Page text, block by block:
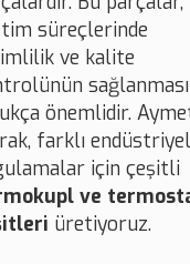
süreçlerinde
ve kalite
önemlidir.
farklı endüstriyel
için çeşitli
ve
üretiyoruz.